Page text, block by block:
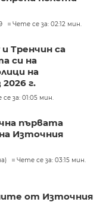
Чете се за: 02:12 мин.
Тренчин са
си на
на
г.
за: 01:05 мин.
първата
Източния
Чете се за: 03:15 мин.
от Източния